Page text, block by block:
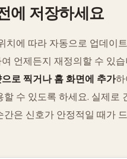
에 저장하세요
치에 따라 자동으로 업데이트
언제든지 재정의할 수 있습
로 찍거나 홈 화면에 추가하
수 있도록 하세요. 실제로
은 신호가 안정적일 때가 드